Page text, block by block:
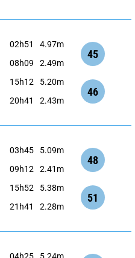
02h51
4.97m
08h09 2.49m
45
15h12
5.20m
20h41 2.43m
46
03h45
5.09m
09h12 2.41m
48
15h52
5.38m
21h41 2.28m
51